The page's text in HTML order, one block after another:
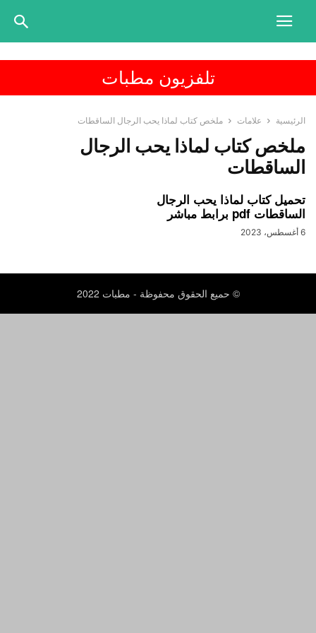
تلفزيون مطبات
الرئيسية علامات ملخص كتاب لماذا يحب الرجال الساقطات
ملخص كتاب لماذا يحب الرجال
الساقطات
تحميل كتاب لماذا يحب الرجال
الساقطات pdf برابط مباشر
6 أغسطس، 2023
© حميع الحقوق محفوظة - مطبات 2022